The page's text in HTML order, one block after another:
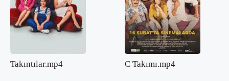
Takıntılar.mp4 C Takımı.mp4